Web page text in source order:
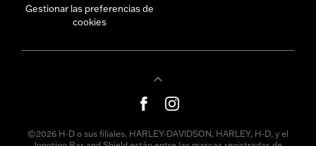
Gestionar las preferencias de
cookies
©2026 H-D o sus filiales. HARLEY-DAVIDSON, HARLEY, H-D, y el